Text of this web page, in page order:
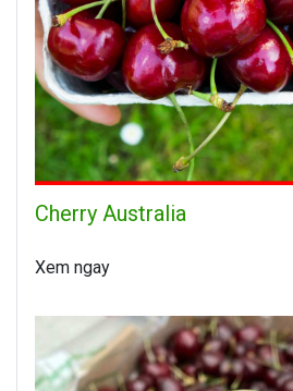
Cherry Australia
Xem ngay